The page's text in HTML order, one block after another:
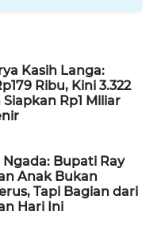
Kasih Langa:
Ribu, Kini 3.322
Rp1 Miliar
Ngada: Bupati Ray
Anak Bukan
Tapi Bagian dari
Hari Ini